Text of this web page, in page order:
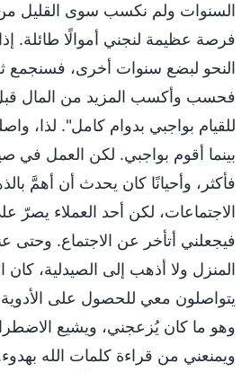
السنوات ولم نكسب سوى القليل من
فرصة عظيمة لنجني أموالًا طائلة.
النحو لبضع سنوات أخرى، فسنجمع
فحسب وأكسب المزيد من المال
للقيام بواجبي بدوام كامل". لذا،
بينما أقوم بواجبي. لكن العمل في
فأكثر، وأحيانًا كان يحدث أن أهمَّ
الاجتماعات، لكن أحد العملاء يصرّ
فيجعلني أتأخر عن الاجتماع. وحتى
المنزل ولا أذهب إلى الصيدلية، كان
يتواصلون معي للحصول على الأدوية
وهو ما كان يُزعجني، ويشيع
ويمنعني من قراءة كلمات الله